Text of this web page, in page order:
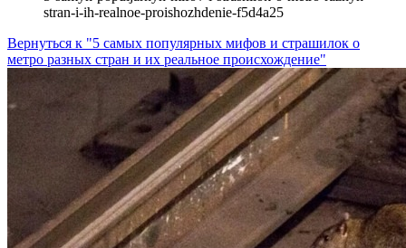
stran-i-ih-realnoe-proishozhdenie-f5d4a25
Вернуться к "5 самых популярных мифов и страшилок о
метро разных стран и их реальное происхождение"